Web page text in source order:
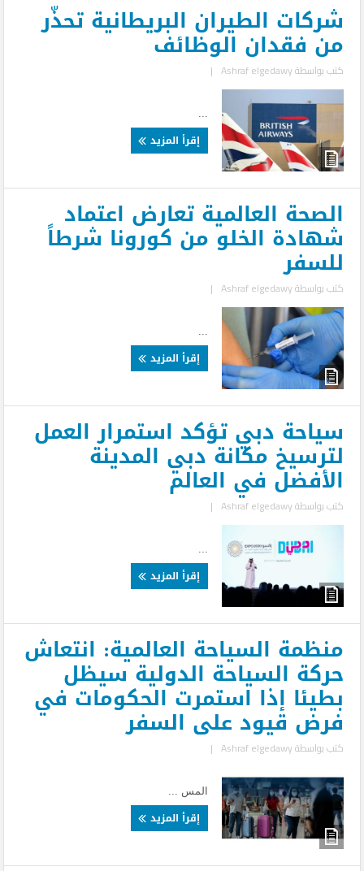
شركات الطيران البريطانية تحذّر
من فقدان الوظائف
كتب بواسطةAshraf elgedawy
|
إقرأ المزيد
الصحة العالمية تعارض اعتماد
شهادة الخلو من كورونا شرطاً
للسفر
كتب بواسطةAshraf elgedawy
|
إقرأ المزيد
سياحة دبي تؤكد استمرار العمل
لترسيخ مكانة دبي المدينة
الأفضل في العالم
كتب بواسطةAshraf elgedawy
|
إقرأ المزيد
منظمة السياحة العالمية: انتعاش
حركة السياحة الدولية سيظل
بطيئا إذا استمرت الحكومات في
فرض قيود على السفر
كتب بواسطةAshraf elgedawy
|
المس ...
إقرأ المزيد